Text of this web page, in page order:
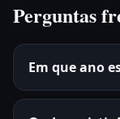
Perguntas
Em que ano